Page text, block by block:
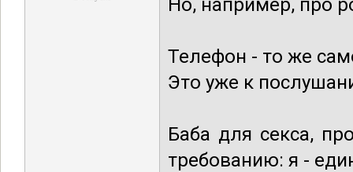
Но, например, про
Телефон - то же
Это уже к
Баба для секса,
требованию: я -